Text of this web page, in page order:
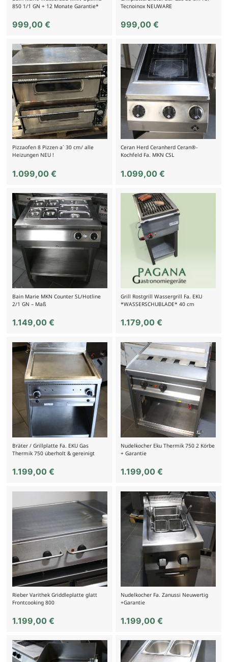
850 1/1 GN + 12 Monate Garantie*
999,00 €
Tecnoinox NEUWARE
999,00€
Pizzaofen 8 Pizzen a´ 30 cm/ alle
Heizungen NEU !
1.099,00 €
Ceran Herd Ceranherd Ceran®-
Kochfeld Fa. MKN CSL
1.099,00€
Bain Marie MKN Counter SL/Hotline
2/1 GN – Maß
1.149,00 €
Grill Rostgrill Wassergrill Fa. EKU
*WASSERSCHUBLADE* 40 cm
1.179,00€
Bräter / Grillplatte Fa. EKU Gas
Thermik 750 überholt & gereinigt
1.199,00 €
Nudelkocher Eku Thermik 750 2 Körbe
+ Garantie
1.199,00€
Rieber Varithek Griddleplatte glatt
Frontcooking 800
1.199,00 €
Nudelkocher Fa. Zanussi Neuwertig
+Garantie
1.199,00€